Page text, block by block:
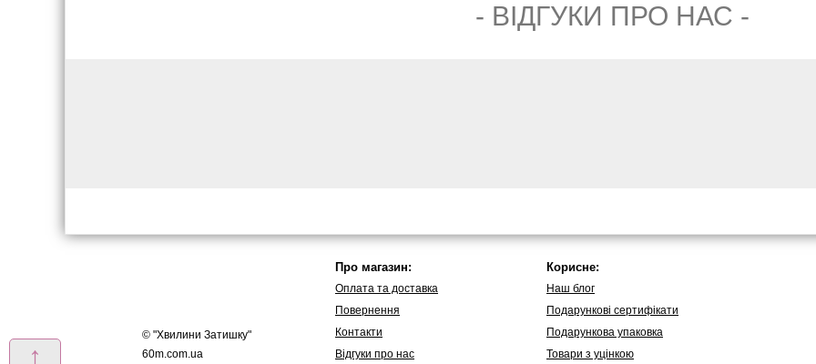
- ВIДГУКИ ПРО НАС -
↑
© "Хвилини Затишку"
60m.com.ua
Про магазин:
Оплата та доставка
Повернення
Контакти
Вiдгуки про нас
Корисне:
Наш блог
Подарункові сертифікати
Подарункова упаковка
Товари з уцінкою